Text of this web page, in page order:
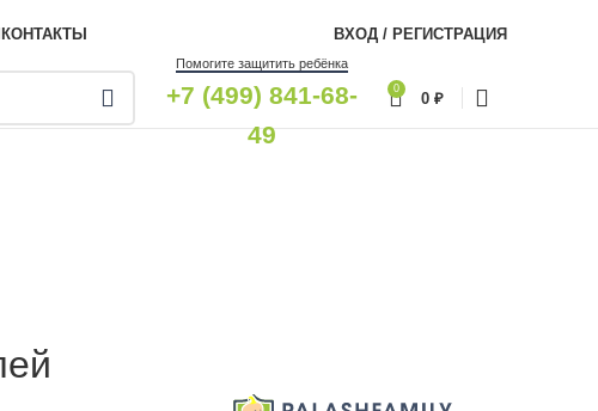
КОНТАКТЫ ВХОД / РЕГИСТРАЦИЯ
Помогите защитить ребёнка
+7 (499) 841-68-
49
0
0 ₽